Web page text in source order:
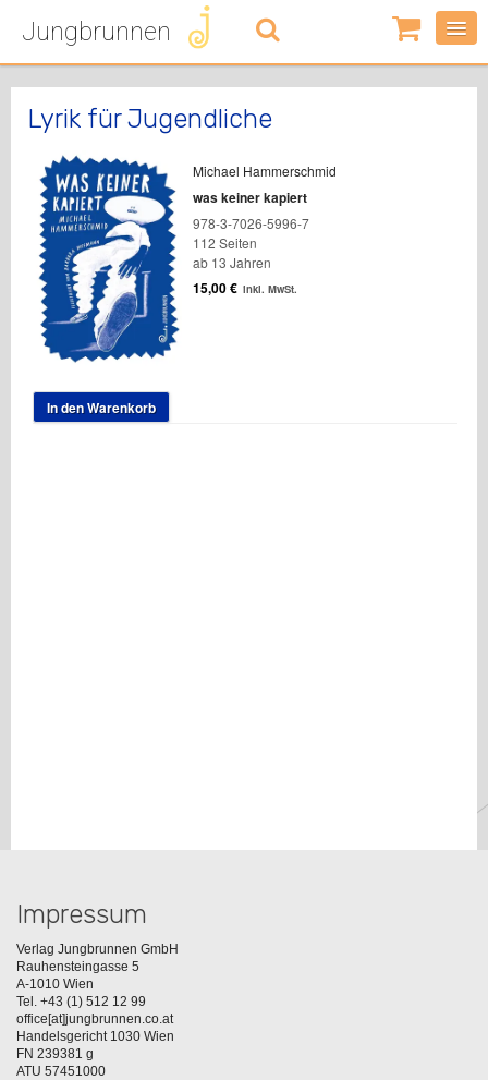
Jungbrunnen
0
Artikel
-
Lyrik für Jugendliche
Michael Hammerschmid
was keiner kapiert
978-3-7026-5996-7
112 Seiten
ab 13 Jahren
15,00€ inkl. MwSt.
In den Warenkorb
Impressum
Verlag Jungbrunnen GmbH
Rauhensteingasse 5
A-1010 Wien
Tel. +43 (1) 512 12 99
office[at]jungbrunnen.co.at
Handelsgericht 1030 Wien
FN 239381 g
ATU 57451000